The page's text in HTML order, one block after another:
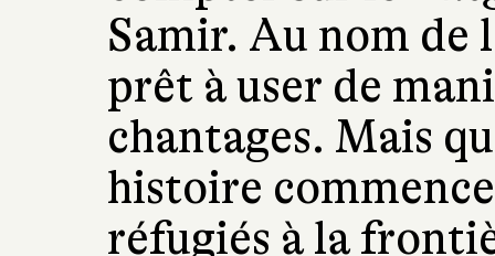
Samir. Au nom de
prêt à user de
chantages. Mais
histoire
réfugiés à la